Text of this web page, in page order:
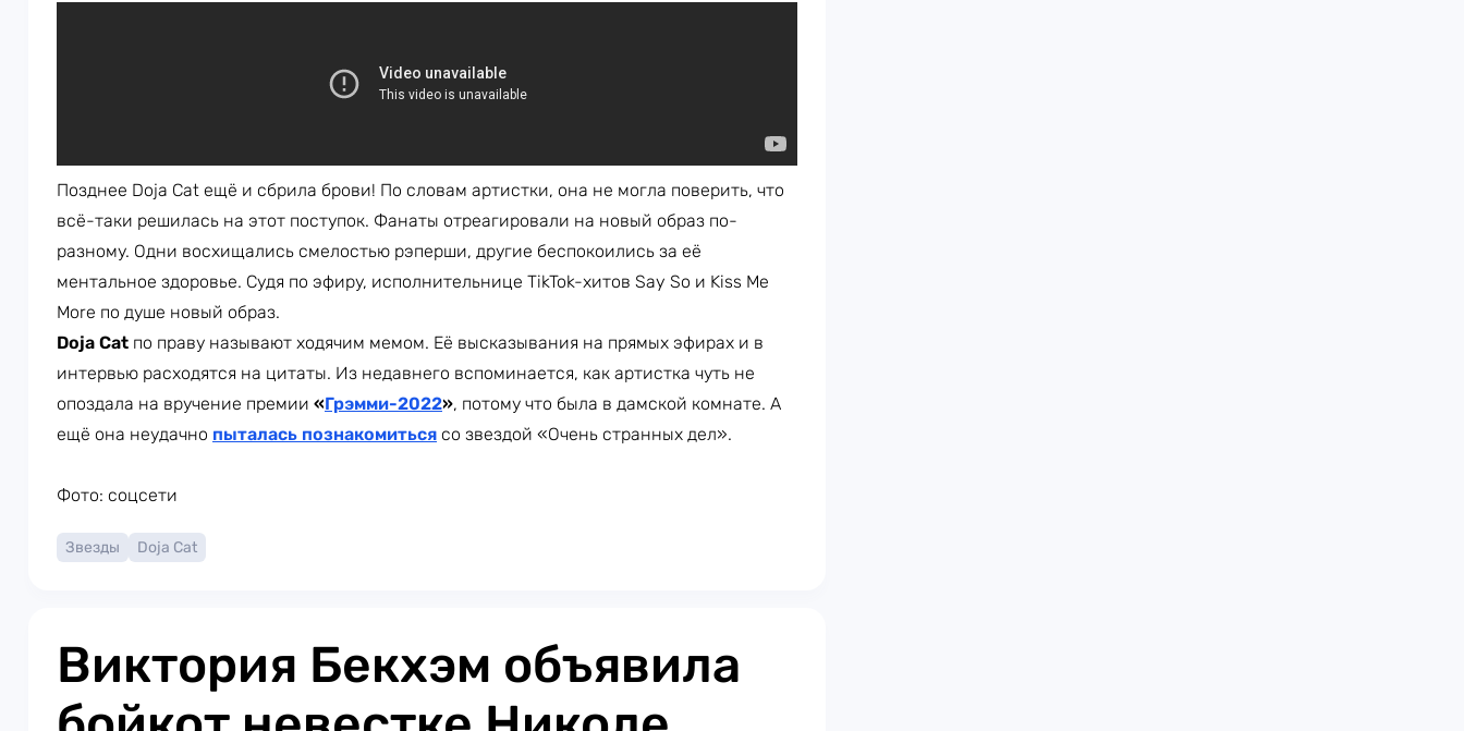
Позднее Doja Cat ещё и сбрила брови! По словам артистки, она не могла поверить, что
всё-таки решилась на этот поступок. Фанаты отреагировали на новый образ по-
разному. Одни восхищались смелостью рэперши, другие беспокоились за её
ментальное здоровье. Судя по эфиру, исполнительнице TikTok-хитов Say So и Kiss Me
More по душе новый образ.
Doja Cat по праву называют ходячим мемом. Её высказывания на прямых эфирах и в
интервью расходятся на цитаты. Из недавнего вспоминается, как артистка чуть не
опоздала на вручение премии «Грэмми-2022», потому что была в дамской комнате. А
ещё она неудачно пыталась познакомиться со звездой «Очень странных дел».
Фото: соцсети
Звезды Doja Cat
Виктория Бекхэм объявила